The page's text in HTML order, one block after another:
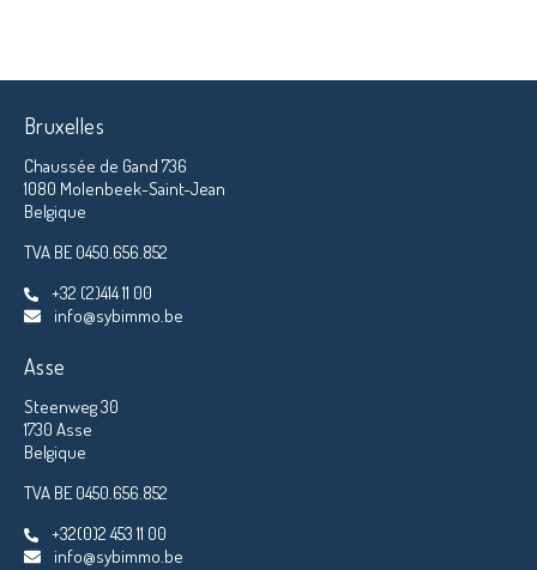
Bruxelles
Chaussée de Gand 736
1080 Molenbeek-Saint-Jean
Belgique
TVA BE 0450.656.852
+32 (2)414 11 00
info@sybimmo.be
Asse
Steenweg 30
1730 Asse
Belgique
TVA BE 0450.656.852
+32(0)2 453 11 00
info@sybimmo.be